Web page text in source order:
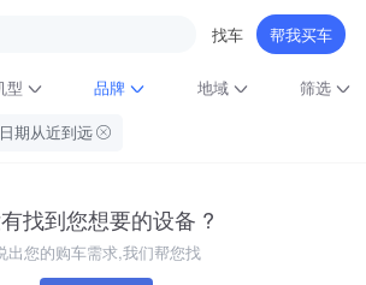
找车 帮我买车
型 品牌 地域
筛选
日期从近到远
找到您想要的设备 ?
出您的购车需求,我们帮您找